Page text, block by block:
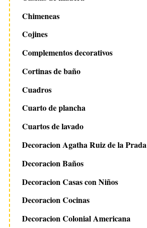
Chimeneas
Cojines
Complementos decorativos
Cortinas de baño
Cuadros
Cuarto de plancha
Cuartos de lavado
Decoracion Agatha Ruiz de la Prada
Decoracion Baños
Decoracion Casas con Niños
Decoracion Cocinas
Decoracion Colonial Americana